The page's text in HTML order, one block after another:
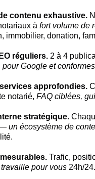
contenu exhaustive.
à fort volume de
immobilier, donation,
réguliers. 2 à 4
pour Google et
approfondies.
notarié, FAQ ciblées,
stratégique.
— un écosystème de
Trafic,
pour vous 24h/24.